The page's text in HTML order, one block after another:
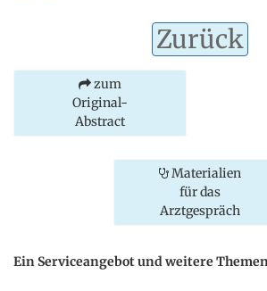
Zurück
zum
Original-
Abstract
Materialien
für das
Arztgespräch
Ein Serviceangebot und weitere